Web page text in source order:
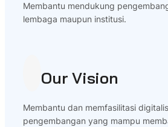
Membantu mendukung
lembaga maupun institusi.
Our Vision
Membantu dan memfasilitasi
pengembangan yang mampu